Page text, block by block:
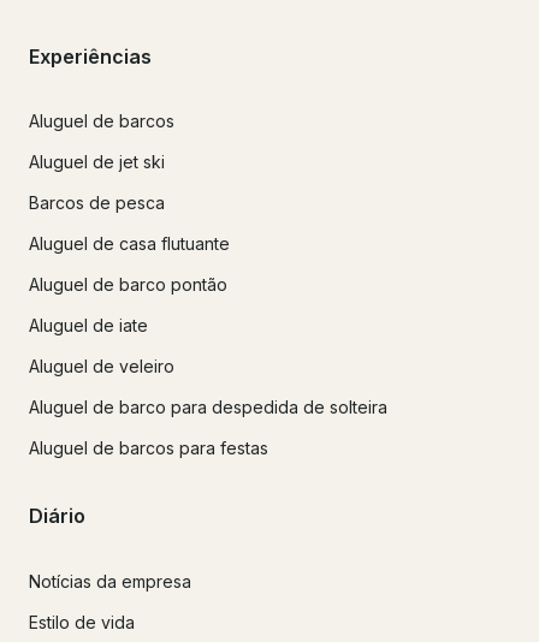
Experiências
Aluguel de barcos
Aluguel de jet ski
Barcos de pesca
Aluguel de casa flutuante
Aluguel de barco pontão
Aluguel de iate
Aluguel de veleiro
Aluguel de barco para despedida de solteira
Aluguel de barcos para festas
Diário
Notícias da empresa
Estilo de vida